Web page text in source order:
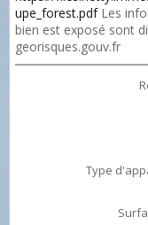
upe_forest.pdfLes
bien est exposé sont
georisques.gouv.fr
Type